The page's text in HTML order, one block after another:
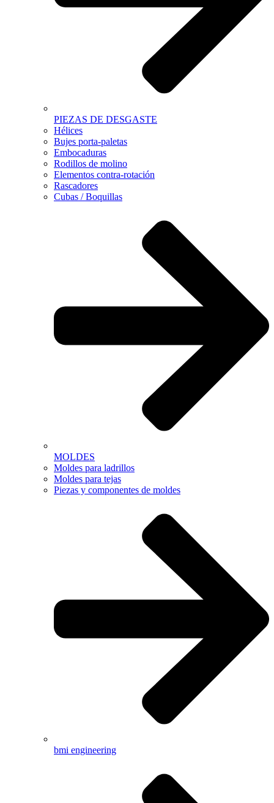
PIEZAS DE DESGASTE
Hélices
Bujes porta-paletas
Embocaduras
Rodillos de molino
Elementos contra-rotación
Rascadores
Cubas / Boquillas
MOLDES
Moldes para ladrillos
Moldes para tejas
Piezas y componentes de moldes
bmi engineering